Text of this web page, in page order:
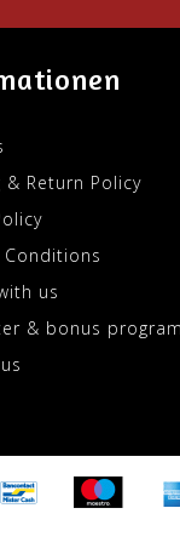
& Return Policy
Conditions
us
& bonus program